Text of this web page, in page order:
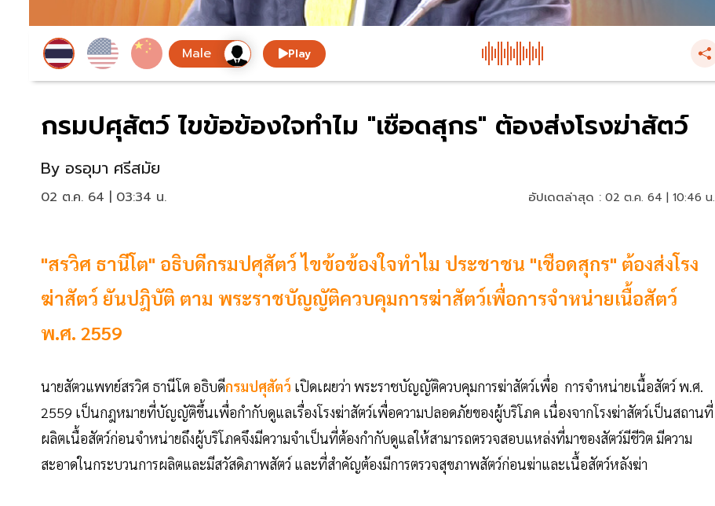
Play
กรมปศุสัตว์ ไขข้อข้องใจทำไม "เชือดสุกร" ต้องส่งโรงฆ่าสัตว์
By อรอุมา ศรีสมัย
02 ต.ค. 64 | 03:34 น. อัปเดตล่าสุด : 02 ต.ค. 64 | 10:46 น.
"สรวิศ ธานีโต" อธิบดีกรมปศุสัตว์ ไขข้อข้องใจทำไม ประชาชน "เชือดสุกร" ต้องส่งโรง
ฆ่าสัตว์ ยันปฎิบัติ ตาม พระราชบัญญัติควบคุมการฆ่าสัตว์เพื่อการจำหน่ายเนื้อสัตว์
พ.ศ. 2559
นายสัตวแพทย์สรวิศ ธานีโต อธิบดีกรมปศุสัตว์ เปิดเผยว่า พระราชบัญญัติควบคุมการฆ่าสัตว์เพื่อ การจำหน่ายเนื้อสัตว์ พ.ศ.
2559 เป็นกฎหมายที่บัญญัติขึ้นเพื่อกำกับดูแลเรื่องโรงฆ่าสัตว์เพื่อความปลอดภัยของผู้บริโภค เนื่องจากโรงฆ่าสัตว์เป็นสถานที่
ผลิตเนื้อสัตว์ก่อนจำหน่ายถึงผู้บริโภคจึงมีความจำเป็นที่ต้องกำกับดูแลให้สามารถตรวจสอบแหล่งที่มาของสัตว์มีชีวิต มีความ
สะอาดในกระบวนการผลิตและมีสวัสดิภาพสัตว์ และที่สำคัญต้องมีการตรวจสุขภาพสัตว์ก่อนฆ่าและเนื้อสัตว์หลังฆ่า